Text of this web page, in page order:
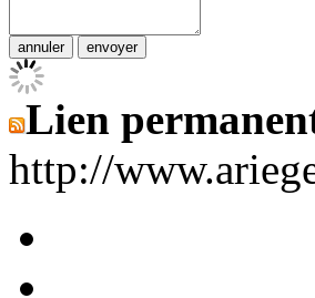
Lien
http://